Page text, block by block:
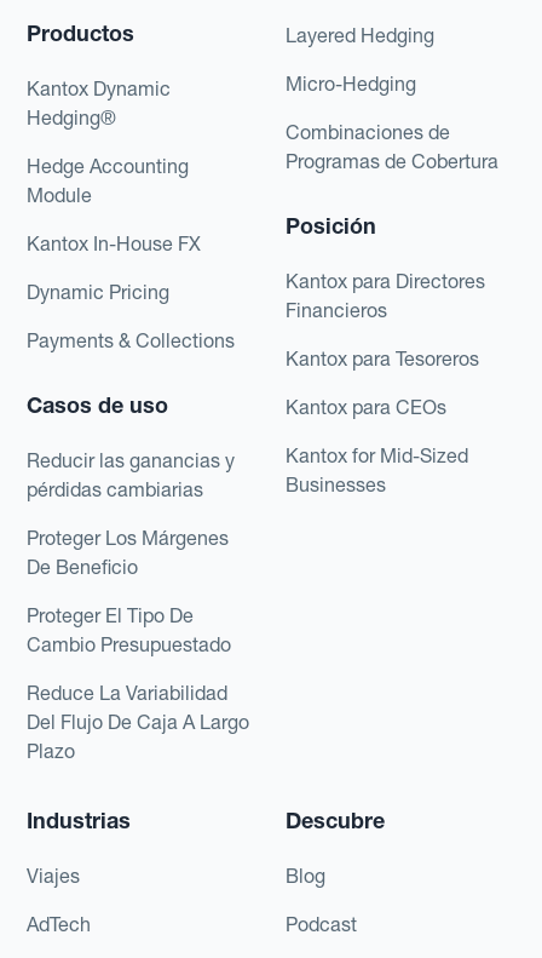
Productos
Kantox Dynamic
Hedging®
Hedge Accounting
Module
Kantox In-House FX
Dynamic Pricing
Payments & Collections
Casos de uso
Reducir las ganancias y
pérdidas cambiarias
Proteger Los Márgenes
De Beneficio
Proteger El Tipo De
Cambio Presupuestado
Reduce La Variabilidad
Del Flujo De Caja A Largo
Plazo
Layered Hedging
Micro-Hedging
Combinaciones de
Programas de Cobertura
Posición
Kantox para Directores
Financieros
Kantox para Tesoreros
Kantox para CEOs
Kantox for Mid-Sized
Businesses
Industrias
Viajes
AdTech
Descubre
Blog
Podcast